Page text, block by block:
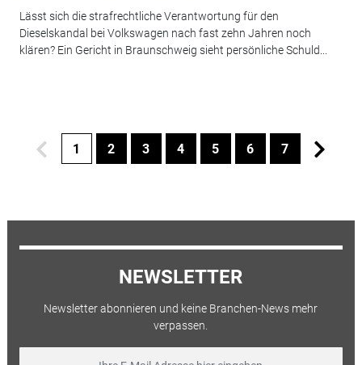
Lässt sich die strafrechtliche Verantwortung für den
Dieselskandal bei Volkswagen nach fast zehn Jahren noch
klären? Ein Gericht in Braunschweig sieht persönliche Schuld...
1 2 3 4 5 6 7
NEWSLETTER
Newsletter abonnieren und keine Branchen-News mehr
verpassen.